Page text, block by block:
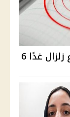
البحوث الفلكية تحسم مزاعم وقوع زلزال غدًا 6